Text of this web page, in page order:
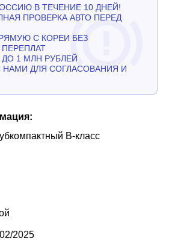
В ТЕЧЕНИЕ 10 ДНЕЙ!
ПРОВЕРКА АВТО ПЕРЕД
С КОРЕИ БЕЗ
1 МЛН РУБЛЕЙ
ДЛЯ СОГЛАСОВАНИЯ И
B-класс
02/2025